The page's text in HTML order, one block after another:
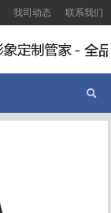
我司动态 联系我们